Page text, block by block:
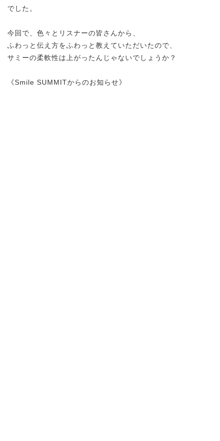
でした。
今回で、色々とリスナーの皆さんから、
ふわっと伝え方をふわっと教えていただいたので、
サミーの柔軟性は上がったんじゃないでしょうか？
《Smile SUMMITからのお知らせ》